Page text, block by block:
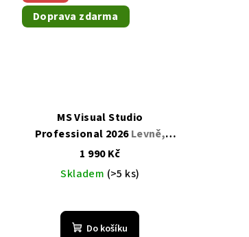
Doprava zdarma
MS Visual Studio
Professional 2026Levně,
Doprava zdarma
1 990 Kč
Skladem (>5 ks)
Do košíku